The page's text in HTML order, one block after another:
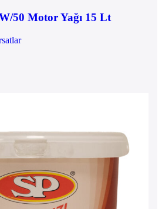
50 Motor Yağı 15 Lt